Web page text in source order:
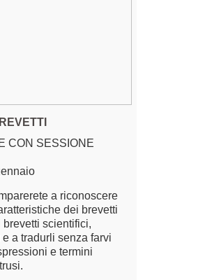
CON SESSIONE
a riconoscere
dei brevetti
brevetti scientifici,
a tradurli senza farvi
e termini